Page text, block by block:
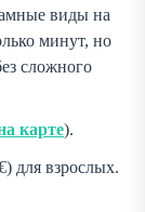
виды на
минут, но
сложного
карте).
для взрослых.